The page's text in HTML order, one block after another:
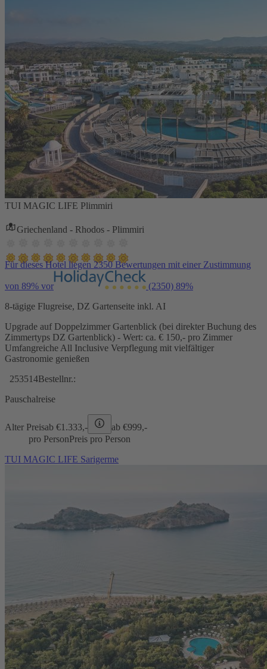
TUI MAGIC LIFE Plimmiri
Griechenland - Rhodos - Plimmiri
Für dieses Hotel liegen 2350 Bewertungen mit einer Zustimmung
von 89% vor (2350) 89%
8-tägige Flugreise, DZ Gartenseite inkl. AI
Upgrade auf Doppelzimmer Gartenblick (bei direkter Buchung des
Zimmertyps DZ Gartenblick) - Wert: ca. € 150,- pro Zimmer
Umfangreiche All Inclusive Verpflegung mit vielfältiger
Gastronomie genießen
253514Bestellnr.:
Pauschalreise
Alter Preisab €1.333,- ab €999,-
pro PersonPreis pro Person
TUI MAGIC LIFE Sarigerme